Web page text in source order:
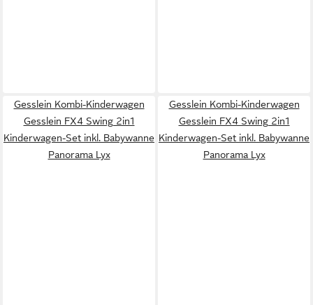
Gesslein Kombi-Kinderwagen
Gesslein FX4 Swing 2in1
Kinderwagen-Set inkl. Babywanne
Panorama Lyx
Gesslein Kombi-Kinderwagen
Gesslein FX4 Swing 2in1
Kinderwagen-Set inkl. Babywanne
Panorama Lyx